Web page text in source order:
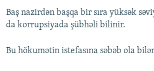
Baş nazirdən başqa bir sıra yüksək
da korrupsiyada şübhəli bilinir.
Bu hökumətin istefasına səbəb ola